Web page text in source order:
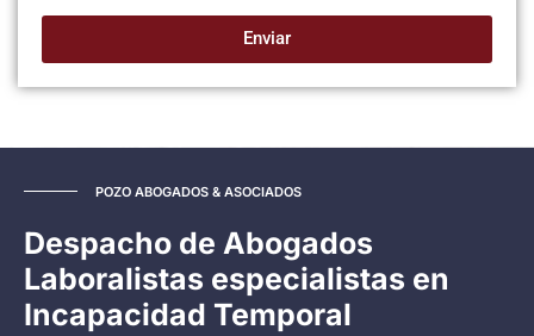
Enviar
POZO ABOGADOS & ASOCIADOS
Despacho de Abogados
Laboralistas especialistas en
Incapacidad Temporal